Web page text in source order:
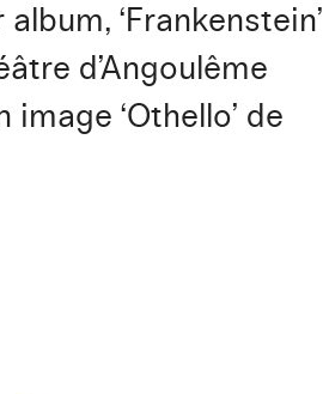
‘Frankenstein’
d’Angoulême
‘Othello’ de